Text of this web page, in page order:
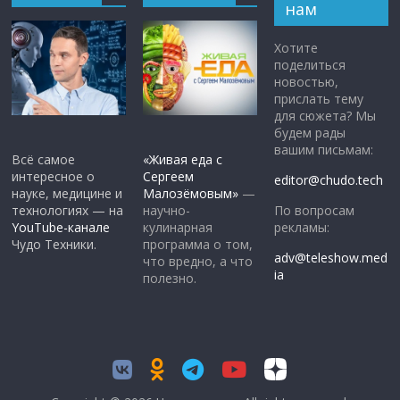
Всё самое
интересное о
науке, медицине и
технологиях — на
YouTube-канале
Чудо Техники.
«Живая еда с
Сергеем
Малозёмовым» —
научно-
кулинарная
программа о том,
что вредно, а что
полезно.
нам
Хотите
поделиться
новостью,
прислать тему
для сюжета? Мы
будем рады
вашим письмам:
editor@chudo.tech
По вопросам
рекламы:
adv@teleshow.med
ia